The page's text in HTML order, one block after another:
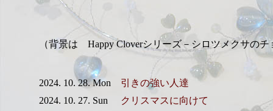
（背景は Happy Cloverシリーズ－シロツメクサのチ
2024. 10. 28. Mon
引きの強い人達
2024. 10. 27. Sun
クリスマスに向けて